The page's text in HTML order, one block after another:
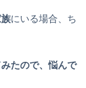
にいる場合、ち
たので、悩んで